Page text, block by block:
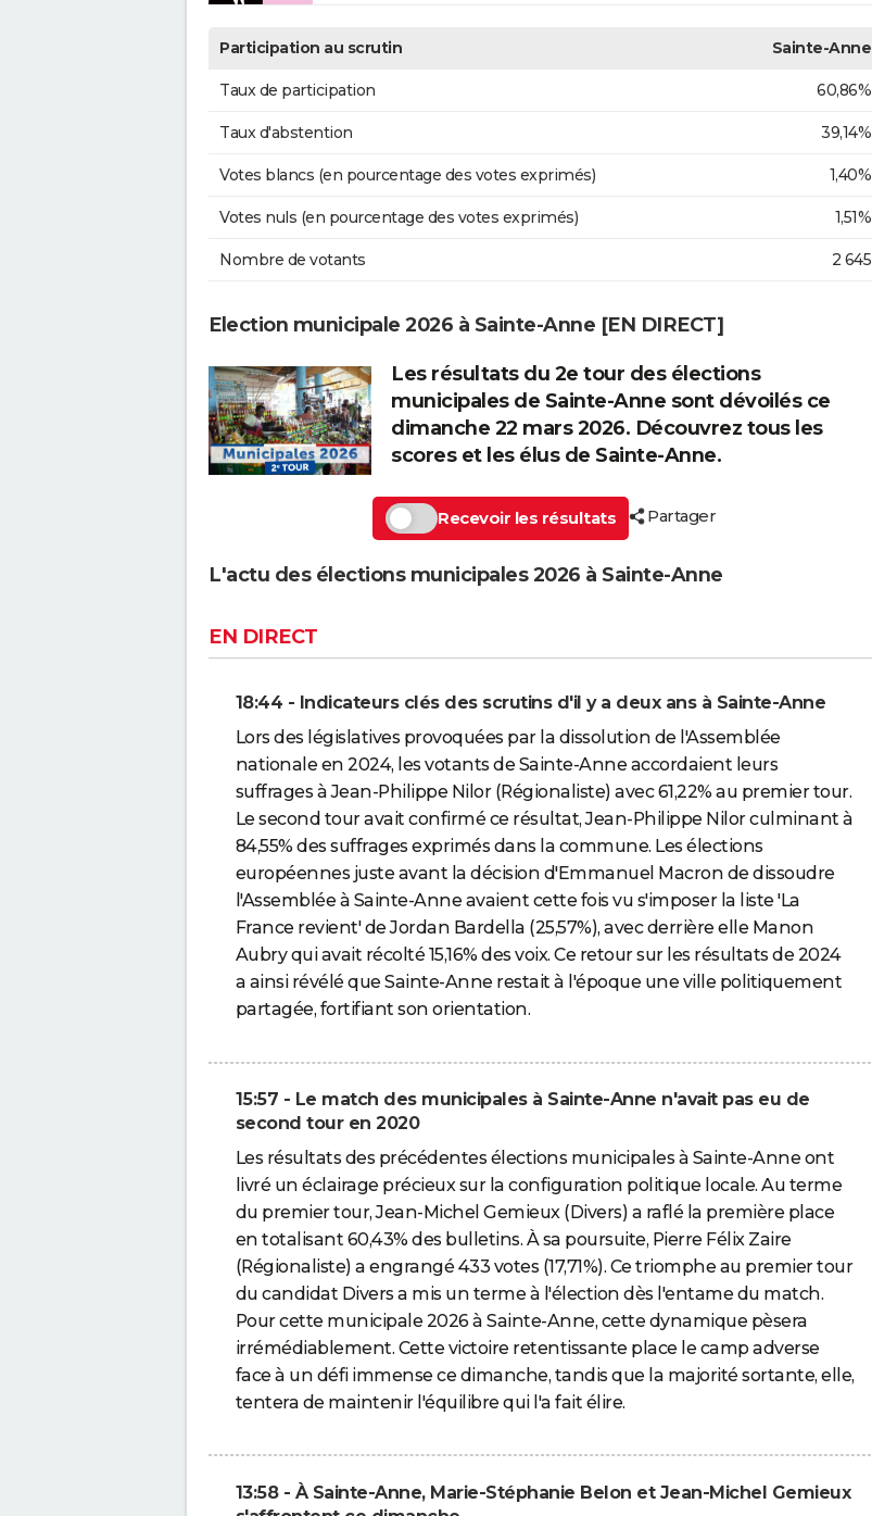
Participation au scrutin Sainte-Anne
Taux de participation 60,86%
Taux d'abstention 39,14%
Votes blancs (en pourcentage des votes exprimés) 1,40%
Votes nuls (en pourcentage des votes exprimés) 1,51%
Nombre de votants 2 645
Election municipale 2026 à Sainte-Anne [EN DIRECT]
Les résultats du 2e tour des élections
municipales de Sainte-Anne sont dévoilés ce
dimanche 22 mars 2026. Découvrez tous les
scores et les élus de Sainte-Anne.
Recevoir les résultats Partager
L'actu des élections municipales 2026 à Sainte-Anne
EN DIRECT
18:44 - Indicateurs clés des scrutins d'il y a deux ans à Sainte-Anne
Lors des législatives provoquées par la dissolution de l'Assemblée
nationale en 2024, les votants de Sainte-Anne accordaient leurs
suffrages à Jean-Philippe Nilor (Régionaliste) avec 61,22% au premier tour.
Le second tour avait confirmé ce résultat, Jean-Philippe Nilor culminant à
84,55% des suffrages exprimés dans la commune. Les élections
européennes juste avant la décision d'Emmanuel Macron de dissoudre
l'Assemblée à Sainte-Anne avaient cette fois vu s'imposer la liste 'La
France revient' de Jordan Bardella (25,57%), avec derrière elle Manon
Aubry qui avait récolté 15,16% des voix. Ce retour sur les résultats de 2024
a ainsi révélé que Sainte-Anne restait à l'époque une ville politiquement
partagée, fortifiant son orientation.
15:57 - Le match des municipales à Sainte-Anne n'avait pas eu de
second tour en 2020
Les résultats des précédentes élections municipales à Sainte-Anne ont
livré un éclairage précieux sur la configuration politique locale. Au terme
du premier tour, Jean-Michel Gemieux (Divers) a raflé la première place
en totalisant 60,43% des bulletins. À sa poursuite, Pierre Félix Zaire
(Régionaliste) a engrangé 433 votes (17,71%). Ce triomphe au premier tour
du candidat Divers a mis un terme à l'élection dès l'entame du match.
Pour cette municipale 2026 à Sainte-Anne, cette dynamique pèsera
irrémédiablement. Cette victoire retentissante place le camp adverse
face à un défi immense ce dimanche, tandis que la majorité sortante, elle,
tentera de maintenir l'équilibre qui l'a fait élire.
13:58 - À Sainte-Anne, Marie-Stéphanie Belon et Jean-Michel Gemieux